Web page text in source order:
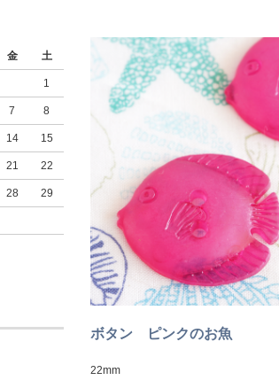
金 土
1
7 8
14 15
21 22
28 29
ボタン ピンクのお魚
22mm